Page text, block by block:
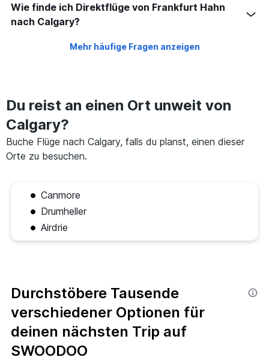
Wie finde ich Direktflüge von Frankfurt Hahn
nach Calgary?
Mehr häufige Fragen anzeigen
Du reist an einen Ort unweit von
Calgary?
Buche Flüge nach Calgary, falls du planst, einen dieser
Orte zu besuchen.
Canmore
Drumheller
Airdrie
Durchstöbere Tausende
verschiedener Optionen für
deinen nächsten Trip auf
SWOODOO